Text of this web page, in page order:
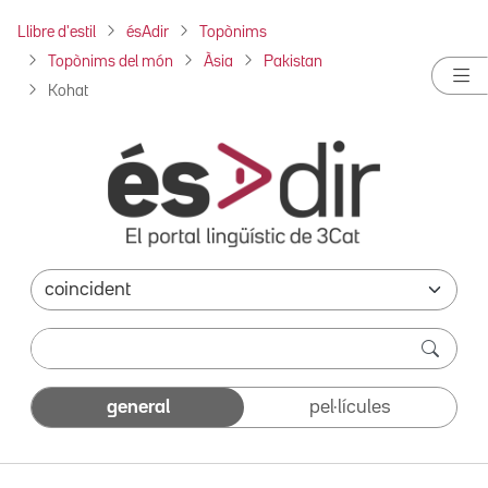
Llibre d'estil ésAdir Topònims
Topònims del món Àsia Pakistan
Kohat
general pel·lícules